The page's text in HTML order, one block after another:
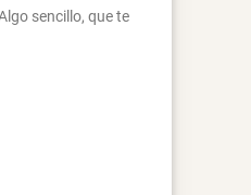
sencillo, que te